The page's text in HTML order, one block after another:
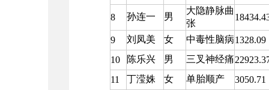
8 孙连一 男
大隐静脉曲
张
9 刘凤美 女 中毒性脑病1328.09
10
陈乐兴 男 三叉神经痛
11
丁滢姝 女 单胎顺产
3050.71